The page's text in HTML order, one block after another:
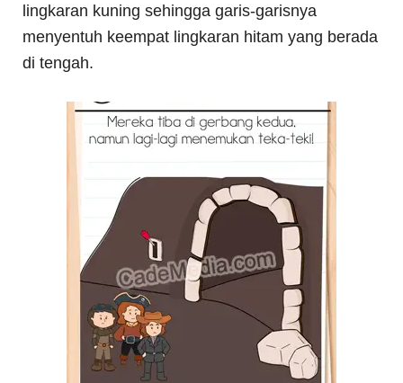
lingkaran kuning sehingga garis-garisnya
menyentuh keempat lingkaran hitam yang berada
di tengah.